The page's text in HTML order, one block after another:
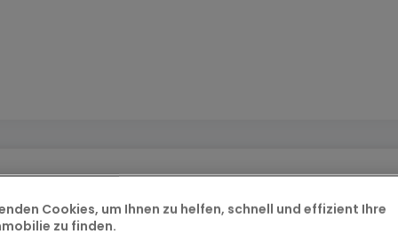
de transformation, possibilité de conversion en 2 ou 3
Cookies, um Ihnen zu helfen, schnell und effizient Ihre
zu finden.